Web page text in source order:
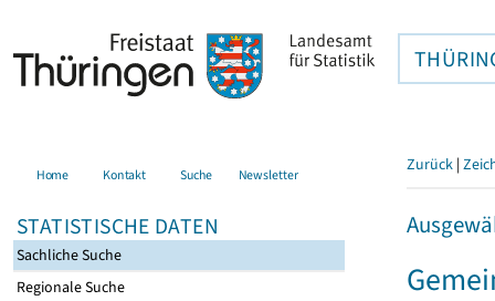
Home Kontakt Suche Newsletter
STATISTISCHE DATEN
Sachliche Suche
Regionale Suche
Zurück |